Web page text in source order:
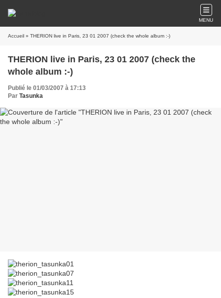
MENU
Accueil » THERION live in Paris, 23 01 2007 (check the whole album :-)
THERION live in Paris, 23 01 2007 (check the
whole album :-)
Publié le 01/03/2007 à 17:13
Par Tasunka